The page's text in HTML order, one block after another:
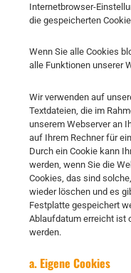
Internetbrowser-
die gespeicherten
Wenn Sie alle Cookies
alle Funktionen unserer
Wir verwenden auf
Textdateien, die im
unserem Webserver an
auf Ihrem Rechner für
Durch ein Cookie kann
werden, wenn Sie die
Cookies, das sind
wieder löschen und es
Festplatte gespeichert
Ablaufdatum erreicht ist
werden.
a. Eigene Cookies